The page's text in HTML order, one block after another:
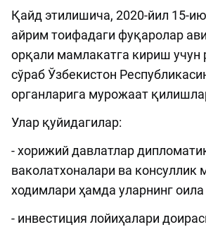
Қайд этилишича, 2020-йил 15-
айрим тоифадаги фуқаролар
орқали мамлакатга кириш учун
сўраб Ўзбекистон
органларига мурожаат
Улар қуйидагилар:
- хорижий давлатлар
ваколатхоналари ва консуллик
ходимлари ҳамда уларнинг
- инвестиция лойиҳалари